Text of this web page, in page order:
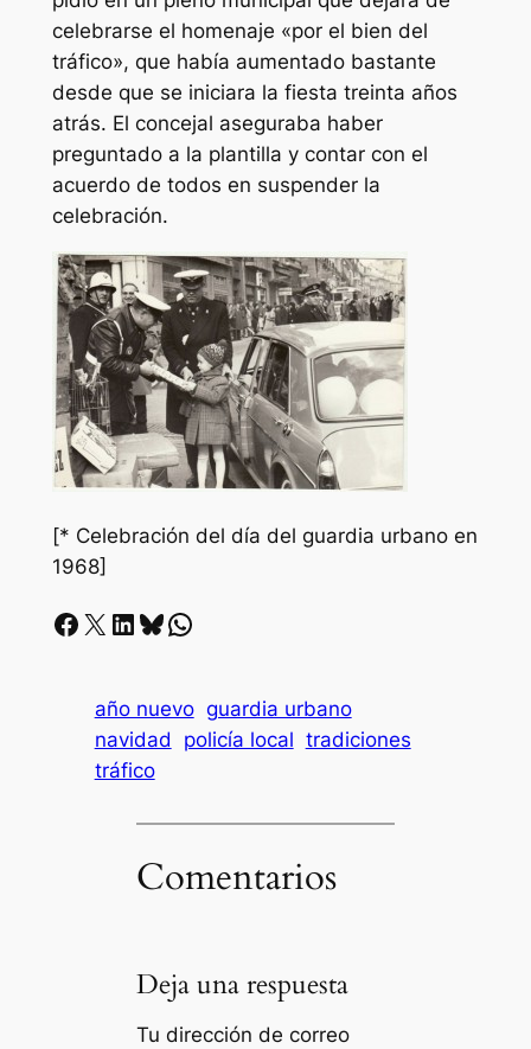
celebrarse el homenaje «por el bien del
tráfico», que había aumentado bastante
desde que se iniciara la fiesta treinta años
atrás. El concejal aseguraba haber
preguntado a la plantilla y contar con el
acuerdo de todos en suspender la
celebración.
[* Celebración del día del guardia urbano en
1968]
Facebook X LinkedIn Bluesky Whatsapp
año nuevo guardia urbano
navidad
policía local tradiciones
tráfico
Comentarios
Deja una respuesta
Tu dirección de correo